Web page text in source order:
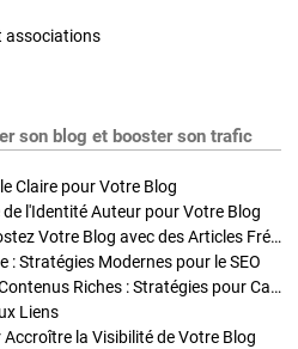
associations
son blog et booster son trafic
Claire pour Votre Blog
l'Identité Auteur pour Votre Blog
Stratégies de Publication : Boostez Votre Blog avec des Articles Fréquents et Exclusifs
: Stratégies Modernes pour le SEO
Enrichir Vos Articles avec des Contenus Riches : Stratégies pour Captiver et Optimiser
Liens
la Visibilité de Votre Blog